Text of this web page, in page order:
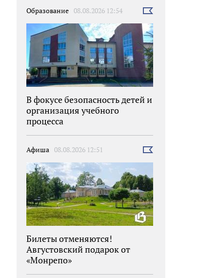
Образование 08.08.2026 12:54
Выбрать
В фокусе безопасность детей и
организация учебного
процесса
Афиша 08.08.2026 12:51
Выбрать
Билеты отменяются!
Августовский подарок от
«Монрепо»